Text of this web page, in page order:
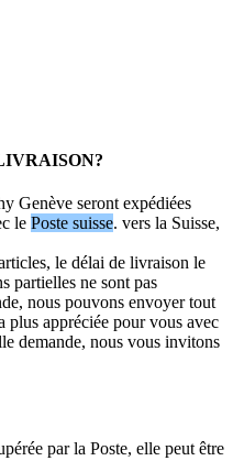
Genève seront expédiées
le Poste suisse. vers la Suisse,
le délai de livraison le
partielles ne sont pas
nous pouvons envoyer tout
plus appréciée pour vous avec
demande, nous vous invitons
par la Poste, elle peut être